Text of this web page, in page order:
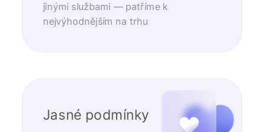
jinými službami — patříme k
nejvýhodnějším na trhu
Jasné podmínky